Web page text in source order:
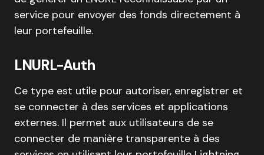
service pour envoyer des fonds directement à
leur portefeuille.
LNURL-Auth
Ce type est utile pour autoriser, enregistrer et
se connecter à des services et applications
externes. Il permet aux utilisateurs de se
connecter de manière transparente à des